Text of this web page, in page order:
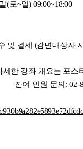
(토~일) 09:00~18:00
및 결제 (감면대상자
세한 강좌 개요는 포스
잔여 인원 문의: 02-